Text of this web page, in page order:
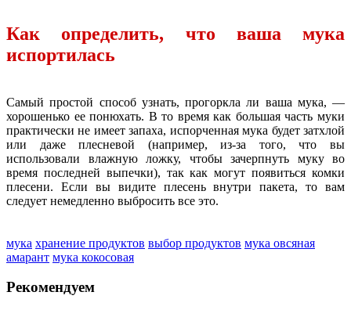
Как определить, что ваша мука
испортилась
Самый простой способ узнать, прогоркла ли ваша мука, —
хорошенько ее понюхать. В то время как большая часть муки
практически не имеет запаха, испорченная мука будет затхлой
или даже плесневой (например, из-за того, что вы
использовали влажную ложку, чтобы зачерпнуть муку во
время последней выпечки), так как могут появиться комки
плесени. Если вы видите плесень внутри пакета, то вам
следует немедленно выбросить все это.
мука хранение продуктов выбор продуктов мука овсяная
амарант мука кокосовая
Рекомендуем